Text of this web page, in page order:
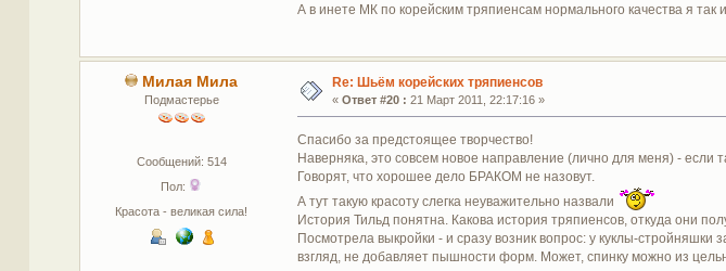
А в инете МК по корейским тряпиенсам нормального качества я
Милая Мила
Подмастерье
Сообщений: 514
Пол:
Красота - великая сила!
Re: Шьём корейских тряпиенсов
« Ответ #20 : 21 Март 2011, 22:17:16 »
Спасибо за предстоящее творчество!
Наверняка, это совсем новое направление (лично для меня) - если
Говорят, что хорошее дело БРАКОМ не назовут.
А тут такую красоту слегка неуважительно назвали
История Тильд понятна. Какова история тряпиенсов, откуда они
Посмотрела выкройки - и сразу возник вопрос: у куклы-
взгляд, не добавляет пышности форм. Может, спинку можно из